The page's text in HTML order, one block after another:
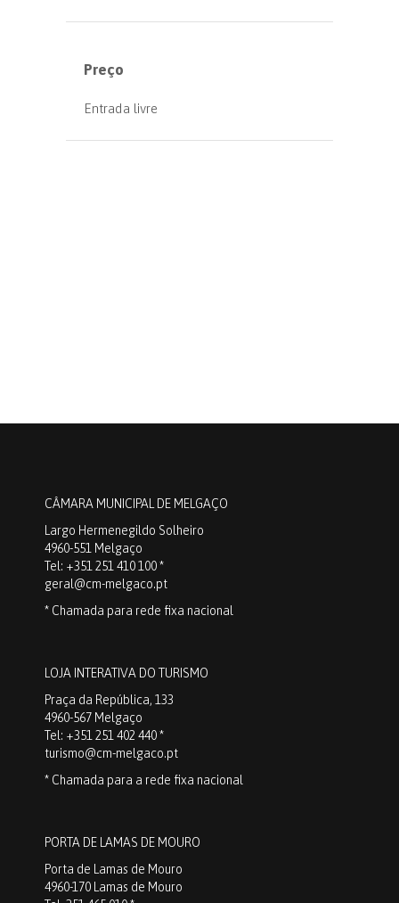
Preço
Entrada livre
CÂMARA MUNICIPAL DE MELGAÇO
Largo Hermenegildo Solheiro
4960-551 Melgaço
Tel: +351 251 410 100 *
geral@cm-melgaco.pt
* Chamada para rede fixa nacional
LOJA INTERATIVA DO TURISMO
Praça da República, 133
4960-567 Melgaço
Tel: +351 251 402 440 *
turismo@cm-melgaco.pt
* Chamada para a rede fixa nacional
PORTA DE LAMAS DE MOURO
Porta de Lamas de Mouro
4960-170 Lamas de Mouro